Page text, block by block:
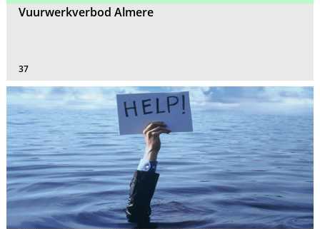
Vuurwerkverbod Almere
37